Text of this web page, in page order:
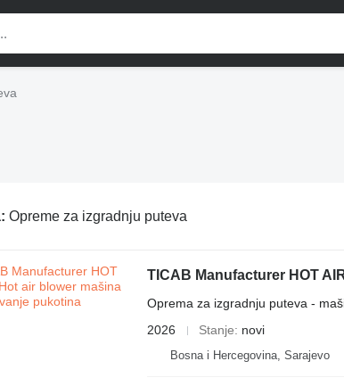
Opreme za izgradnju puteva
TICAB Manufacturer HOT
Oprema za izgradnju puteva -
2026
Stanje novi
Bosna i Hercegovina, Sarajevo